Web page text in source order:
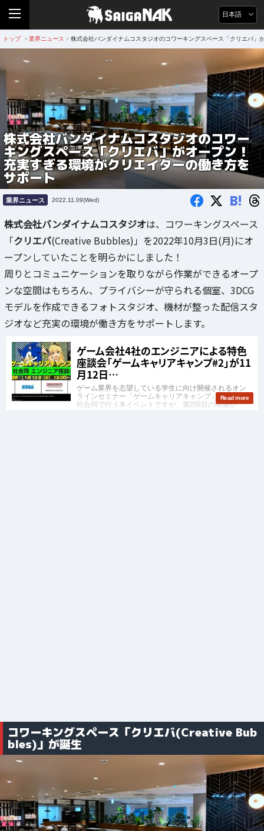
日本語
トップ > 業界ニュース > 株式会社バンダイナムコスタジオのコワーキングスペース「クリエバ
株式会社バンダイナムコスタジオのコワー
キングスペース「クリエバ」がオープン！
充実すぎる環境がクリエイターの働き方を
サポート
業界ニュース 2022.11.09(Wed) B!
株式会社バンダイナムコスタジオは、コワーキングスペース
「クリエバ(Creative Bubbles)」を2022年10月3日(月)にオ
ープンしていたことを明らかにしました！
周りとコミュニケーションを取りながら作業ができるオープ
ンな空間はもちろん、プライバシーが守られる個室、3DCG
モデルを作成できるフォトスタジオ、機材が整った配信スタ
ジオなど充実の環境が働き方をサポートします。
コワーキングスペース「クリエバ(Creative Bub
bles)」が誕生